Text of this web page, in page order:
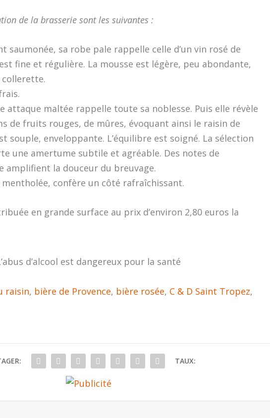
de la brasserie sont les suivantes :
saumonée, sa robe pale rappelle celle d’un vin rosé de
fine et régulière. La mousse est légère, peu abondante,
collerette.
attaque maltée rappelle toute sa noblesse. Puis elle révèle
de fruits rouges, de mûres, évoquant ainsi le raisin de
souple, enveloppante. L’équilibre est soigné. La sélection
une amertume subtile et agréable. Des notes de
amplifient la douceur du breuvage.
confère un côté rafraîchissant.
en grande surface au prix d’environ 2,80 euros la
d’alcool est dangereux pour la santé
raisin, bière de Provence, bière rosée, C & D Saint Tropez,
TAUX: